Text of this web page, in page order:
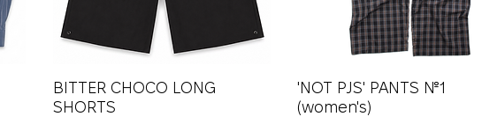
Швидкий перегляд
BITTER CHOCO LONG
SHORTS
Швидкий перегляд
'NOT PJS' PANTS №1
(women's)